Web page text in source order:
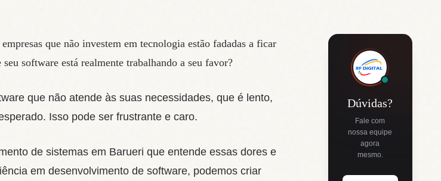
que não investem em tecnologia estão fadadas a ficar
software está realmente trabalhando a seu favor?
que não atende às suas necessidades, que é lento,
Isso pode ser frustrante e caro.
de sistemas em Barueri que entende essas dores e
em desenvolvimento de software, podemos criar
Dúvidas?
Fale com
nossa equipe
agora
mesmo.